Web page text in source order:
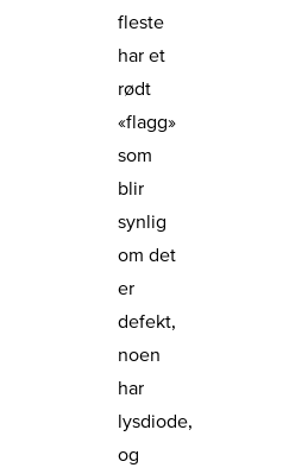
fleste
har et
rødt
«flagg»
som
blir
synlig
om det
er
defekt,
noen
har
lysdiode,
og